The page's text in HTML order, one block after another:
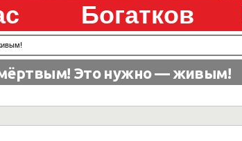
Богатков
Это нужно — живым!